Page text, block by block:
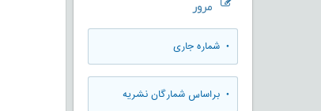
مرور
• شماره جاری
• براساس شمارگان نشریه